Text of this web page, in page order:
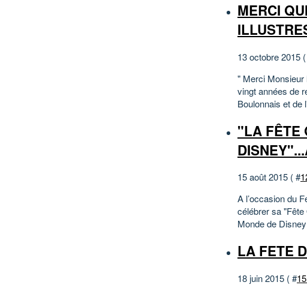
MERCI
13 octobre 2015
" Merci Monsieur
vingt années de
Boulonnais et de
"LA FÊTE
15 août 2015 ( #
A l’occasion du
célébrer sa
Monde de
LA FETE
18 juin 2015 ( #